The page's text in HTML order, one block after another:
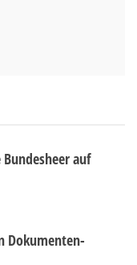
auf
Dokumenten-